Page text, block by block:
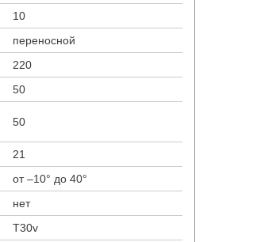
10
переносной
220
50
50
21
от –10° до 40°
нет
T30v